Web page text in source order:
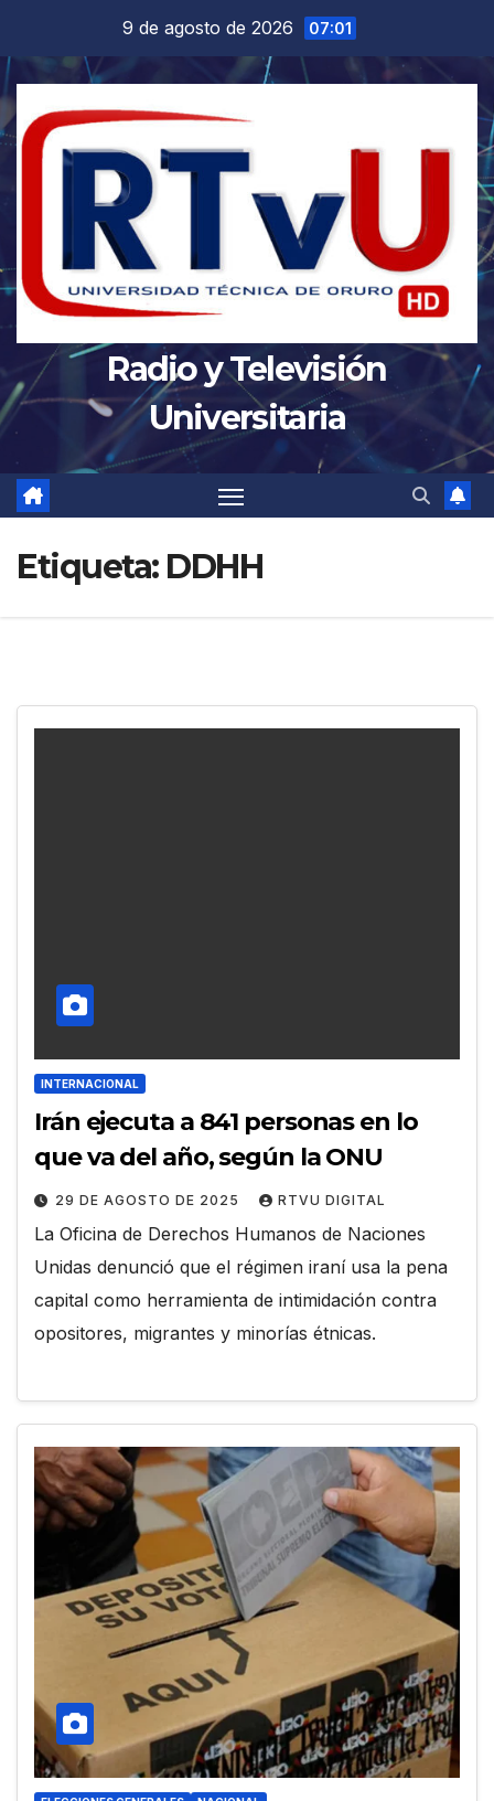
contenido
9 de agosto de 2026 07:01
Radio y Televisión
Universitaria
Etiqueta: DDHH
INTERNACIONAL
Irán ejecuta a 841 personas en lo
que va del año, según la ONU
29 DE AGOSTO DE 2025 RTVU DIGITAL
La Oficina de Derechos Humanos de Naciones
Unidas denunció que el régimen iraní usa la pena
capital como herramienta de intimidación contra
opositores, migrantes y minorías étnicas.